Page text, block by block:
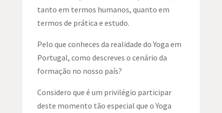
tanto em termos humanos, quanto em
termos de prática e estudo.
Pelo que conheces da realidade do Yoga em
Portugal, como descreves o cenário da
formação no nosso país?
Considero que é um privilégio participar
deste momento tão especial que o Yoga